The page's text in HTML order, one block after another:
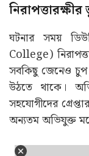
নিরাপত্তারক্ষীর
ঘটনার সময়
College)
সবকিছু জেনেও চুপ
উঠতে থাকে।
সহযোগীদের
অন্যতম অভিযুক্ত